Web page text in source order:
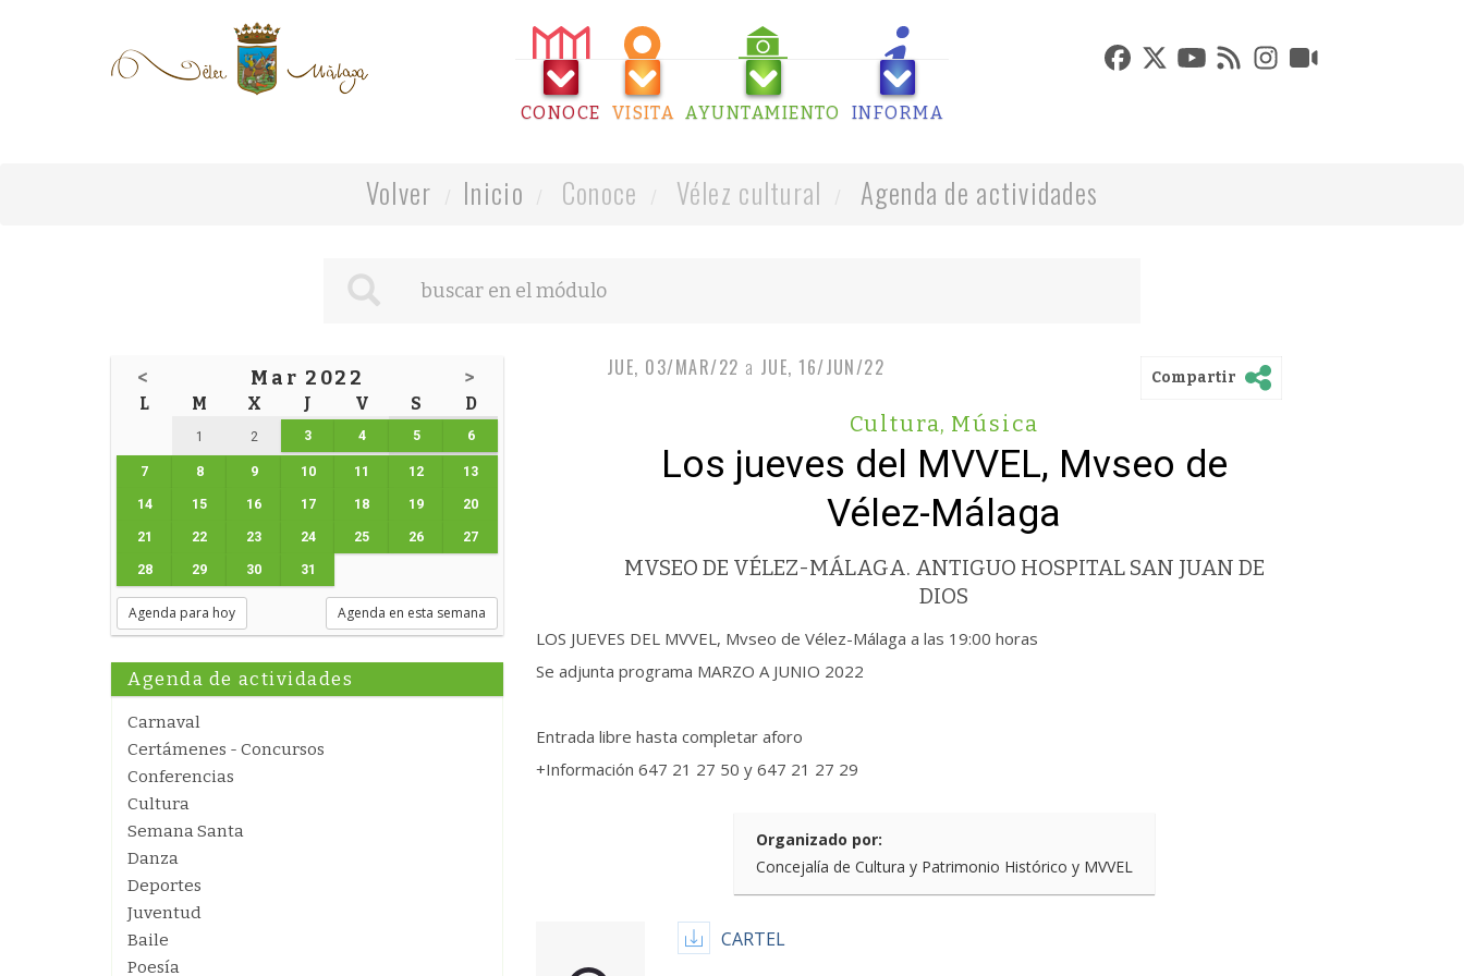
CONOCE VISITA AYUNTAMIENTO INFORMA
Volver Inicio Conoce Vélez cultural Agenda de actividades
< Mar 2022 >
L M X J V S D
1 2 3 4 5 6
7 8 9 10 11 12 13
14 15 16 17 18 19 20
21 22 23 24 25 26 27
28 29 30 31
Agenda para hoy Agenda en esta semana
Agenda de actividades
Carnaval
Certámenes - Concursos
Conferencias
Cultura
Semana Santa
Danza
Deportes
Juventud
Baile
Poesía
JUE, 03/MAR/22 a JUE, 16/JUN/22 Compartir
Cultura, Música
Los jueves del MVVEL, Mvseo de
Vélez-Málaga
MVSEO DE VÉLEZ-MÁLAGA. ANTIGUO HOSPITAL SAN JUAN DE
DIOS
LOS JUEVES DEL MVVEL, Mvseo de Vélez-Málaga a las 19:00 horas
Se adjunta programa MARZO A JUNIO 2022
Entrada libre hasta completar aforo
+Información 647 21 27 50 y 647 21 27 29
Organizado por:
Concejalía de Cultura y Patrimonio Histórico y MVVEL
CARTEL